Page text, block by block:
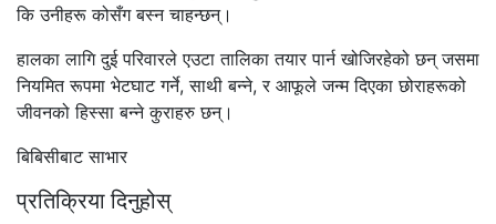
कि उनीहरू कोसँग बस्न चाहन्छन्।
हालका लागि दुई परिवारले एउटा तालिका तयार पार्न खोजिरहेको छन् जसमा
नियमित रूपमा भेटघाट गर्ने, साथी बन्ने, र आफूले जन्म दिएका छोराहरूको
जीवनको हिस्सा बन्ने कुराहरु छन्।
बिबिसीबाट साभार
प्रतिक्रिया दिनुहोस्